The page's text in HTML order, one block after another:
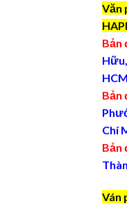
Văn
Bản
HCM
Bản
Chí
Bản
Ván